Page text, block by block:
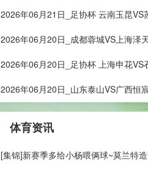
2026年06月21日_足协杯 云南玉昆VS
2026年06月20日_成都蓉城VS上海泽
2026年06月20日_足协杯 上海申花VS
2026年06月20日_山东泰山VS广西恒
体育资讯
[集锦]新赛季多给小杨喂俩球~莫兰特